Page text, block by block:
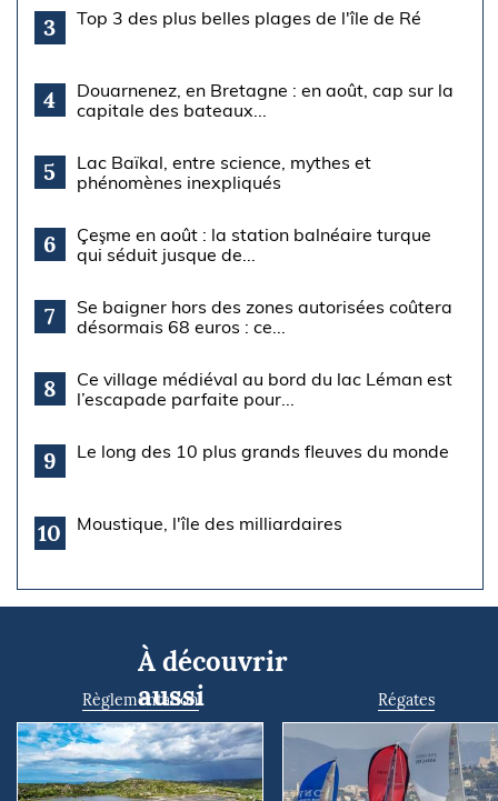
3 Top 3 des plus belles plages de l'île de Ré
4
Douarnenez, en Bretagne : en août, cap sur la
capitale des bateaux...
5
Lac Baïkal, entre science, mythes et
phénomènes inexpliqués
6
Çeşme en août : la station balnéaire turque
qui séduit jusque de...
7
Se baigner hors des zones autorisées coûtera
désormais 68 euros : ce...
8
Ce village médiéval au bord du lac Léman est
l’escapade parfaite pour...
9 Le long des 10 plus grands fleuves du monde
10 Moustique, l'île des milliardaires
À découvrir
aussi
Règlementation Régates